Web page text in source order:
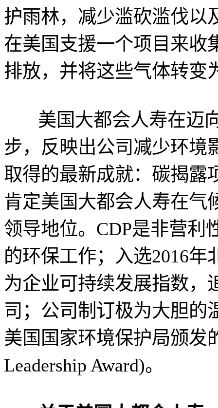
护雨林，减少滥砍滥伐以
在美国支援一个项目来收
排放，并将这些气体转变
美国大都会人寿在迈
步，反映出公司减少环境
取得的最新成就：碳揭露
肯定美国大都会人寿在气
领导地位。CDP是非营利
的环保工作；入选2016
为企业可持续发展指数，
司；公司制订极为大胆的
美国国家环境保护局颁发
Leadership Award)。